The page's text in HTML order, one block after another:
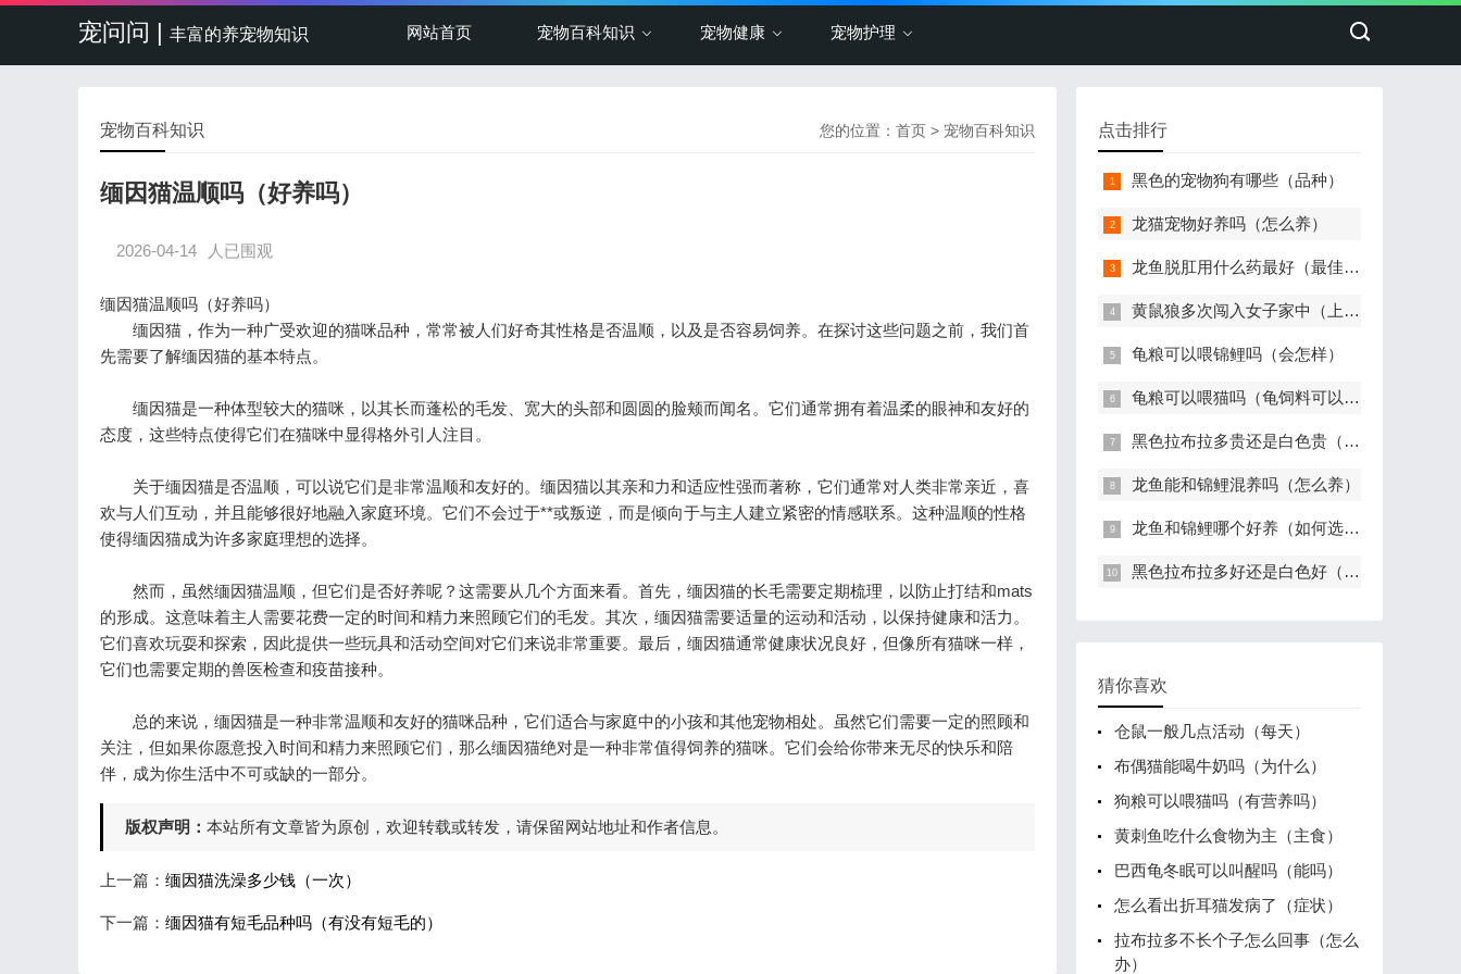
宠问问 | 丰富的养宠物知识 网站首页 宠物百科知识 宠物健康 宠物护理
您的位置： 首页 > 宠物百科知识
宠物百科知识
缅因猫温顺吗（好养吗）
2026-04-14 人已围观
缅因猫温顺吗（好养吗）
缅因猫，作为一种广受欢迎的猫咪品种，常常被人们好奇其性格是否温顺，以及是否容易饲养。在探讨这些问题之前，我们首
先需要了解缅因猫的基本特点。
缅因猫是一种体型较大的猫咪，以其长而蓬松的毛发、宽大的头部和圆圆的脸颊而闻名。它们通常拥有着温柔的眼神和友好的
态度，这些特点使得它们在猫咪中显得格外引人注目。
关于缅因猫是否温顺，可以说它们是非常温顺和友好的。缅因猫以其亲和力和适应性强而著称，它们通常对人类非常亲近，喜
欢与人们互动，并且能够很好地融入家庭环境。它们不会过于**或叛逆，而是倾向于与主人建立紧密的情感联系。这种温顺的性格
使得缅因猫成为许多家庭理想的选择。
然而，虽然缅因猫温顺，但它们是否好养呢？这需要从几个方面来看。首先，缅因猫的长毛需要定期梳理，以防止打结和mats
的形成。这意味着主人需要花费一定的时间和精力来照顾它们的毛发。其次，缅因猫需要适量的运动和活动，以保持健康和活力。
它们喜欢玩耍和探索，因此提供一些玩具和活动空间对它们来说非常重要。最后，缅因猫通常健康状况良好，但像所有猫咪一样，
它们也需要定期的兽医检查和疫苗接种。
总的来说，缅因猫是一种非常温顺和友好的猫咪品种，它们适合与家庭中的小孩和其他宠物相处。虽然它们需要一定的照顾和
关注，但如果你愿意投入时间和精力来照顾它们，那么缅因猫绝对是一种非常值得饲养的猫咪。它们会给你带来无尽的快乐和陪
伴，成为你生活中不可或缺的一部分。
版权声明： 本站所有文章皆为原创，欢迎转载或转发，请保留网站地址和作者信息。
上一篇： 缅因猫洗澡多少钱（一次）
下一篇： 缅因猫有短毛品种吗（有没有短毛的）
点击排行
黑色的宠物狗有哪些（品种）
龙猫宠物好养吗（怎么养）
龙鱼脱肛用什么药最好（最佳治疗）
黄鼠狼多次闯入女子家中（上蹿下跳）
龟粮可以喂锦鲤吗（会怎样）
龟粮可以喂猫吗（龟饲料可以给猫吃吗）
黑色拉布拉多贵还是白色贵（价格多少钱一只）
龙鱼能和锦鲤混养吗（怎么养）
龙鱼和锦鲤哪个好养（如何选择）
黑色拉布拉多好还是白色好（好看）
猜你喜欢
仓鼠一般几点活动（每天）
布偶猫能喝牛奶吗（为什么）
狗粮可以喂猫吗（有营养吗）
黄刺鱼吃什么食物为主（主食）
巴西龟冬眠可以叫醒吗（能吗）
怎么看出折耳猫发病了（症状）
拉布拉多不长个子怎么回事（怎么
办）